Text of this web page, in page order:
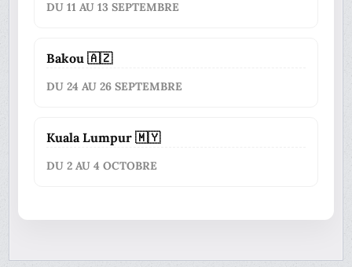
DU 11 AU 13 SEPTEMBRE
Bakou 🇦🇿
DU 24 AU 26 SEPTEMBRE
Kuala Lumpur 🇲🇾
DU 2 AU 4 OCTOBRE